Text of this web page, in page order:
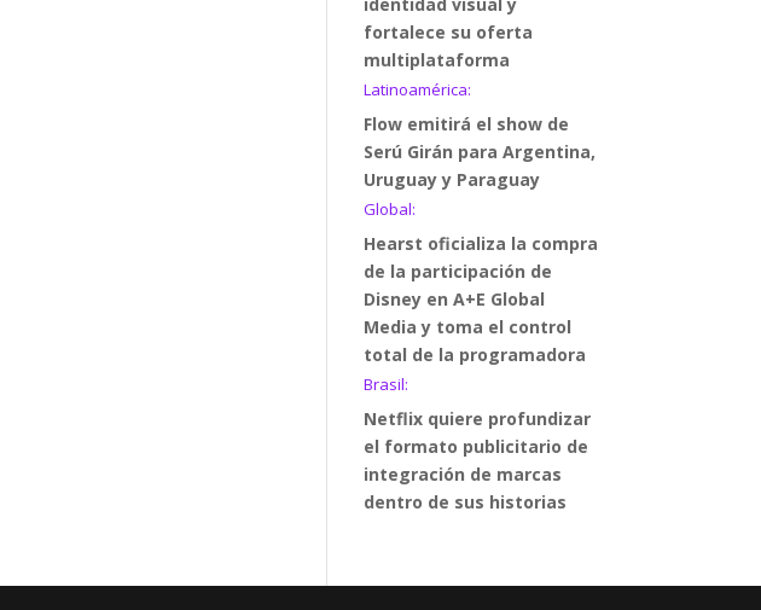
fortalece su oferta
multiplataforma
Latinoamérica:
Flow emitirá el show de
Serú Girán para Argentina,
Uruguay y Paraguay
Global:
Hearst oficializa la compra
de la participación de
Disney en A+E Global
Media y toma el control
total de la programadora
Brasil:
Netflix quiere profundizar
el formato publicitario de
integración de marcas
dentro de sus historias